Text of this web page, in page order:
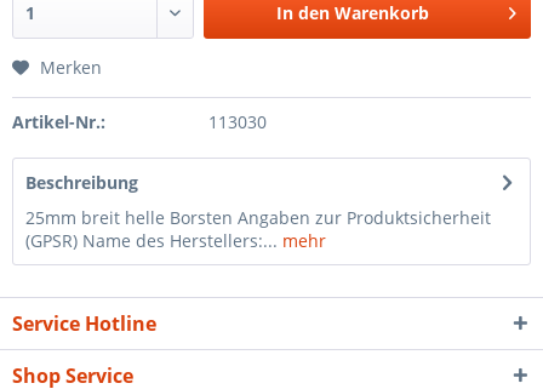
In den Warenkorb
Merken
Artikel-Nr.: 113030
Beschreibung
25mm breit helle Borsten Angaben zur Produktsicherheit
(GPSR) Name des Herstellers:... mehr
Service Hotline
Shop Service